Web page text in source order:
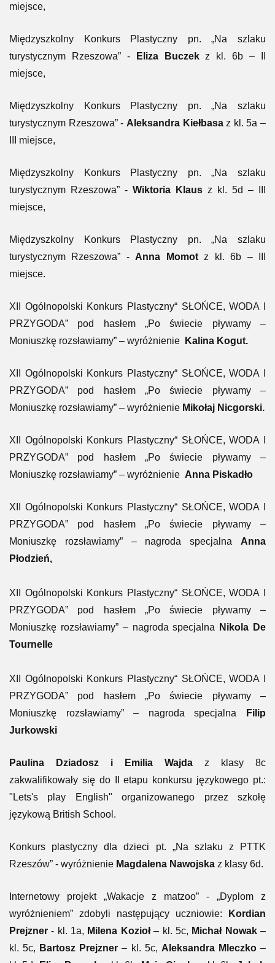
miejsce,
Międzyszkolny Konkurs Plastyczny pn. „Na szlaku
turystycznym Rzeszowa” -
Eliza Buczekz kl. 6b – II
miejsce,
Międzyszkolny Konkurs Plastyczny pn. „Na szlaku
turystycznym Rzeszowa” - Aleksandra Kiełbasaz kl. 5a –
III miejsce,
Międzyszkolny Konkurs Plastyczny pn. „Na szlaku
turystycznym Rzeszowa” - Wiktoria Klaus z kl. 5d – III
miejsce,
Międzyszkolny Konkurs Plastyczny pn. „Na szlaku
turystycznym Rzeszowa” - Anna Momotz kl. 6b – III
miejsce.
XII Ogólnopolski Konkurs Plastyczny“ SŁOŃCE, WODA I
PRZYGODA” pod hasłem „Po świecie pływamy –
Moniuszkę rozsławiamy” – wyróżnienie
Kalina Kogut.
XII Ogólnopolski Konkurs Plastyczny“ SŁOŃCE, WODA I
PRZYGODA” pod hasłem „Po świecie pływamy –
Moniuszkę rozsławiamy” – wyróżnienie Mikołaj Nicgorski.
XII Ogólnopolski Konkurs Plastyczny“ SŁOŃCE, WODA I
PRZYGODA” pod hasłem „Po świecie pływamy –
Moniuszkę rozsławiamy” – wyróżnienie Anna Piskadło
XII Ogólnopolski Konkurs Plastyczny“ SŁOŃCE, WODA I
PRZYGODA” pod hasłem „Po świecie pływamy –
Moniuszkę rozsławiamy” – nagroda specjalna Anna
Płodzień,
XII Ogólnopolski Konkurs Plastyczny“ SŁOŃCE, WODA I
PRZYGODA” pod hasłem „Po świecie pływamy –
Moniuszkę rozsławiamy” – nagroda specjalna
Nikola De
Tournelle
XII Ogólnopolski Konkurs Plastyczny“ SŁOŃCE, WODA I
PRZYGODA” pod hasłem „Po świecie pływamy –
Moniuszkę rozsławiamy” – nagroda specjalna
Filip
Jurkowski
Paulina Dziadosz i Emilia Wajda z klasy 8c
zakwalifikowały się do II etapu konkursu językowego pt.:
"Lets's play English" organizowanego przez szkołę
językową British School.
Konkurs plastyczny dla dzieci pt. „Na szlaku z PTTK
Rzeszów” - wyróżnienie Magdalena Nawojska z klasy 6d.
Internetowy projekt „Wakacje z matzoo” - „Dyplom z
wyróżnieniem” zdobyli następujący uczniowie: Kordian
Prejzner - kl. 1a, Milena Kozioł– kl. 5c, Michał Nowak–
kl. 5c, Bartosz Prejzner – kl. 5c, Aleksandra Mleczko–